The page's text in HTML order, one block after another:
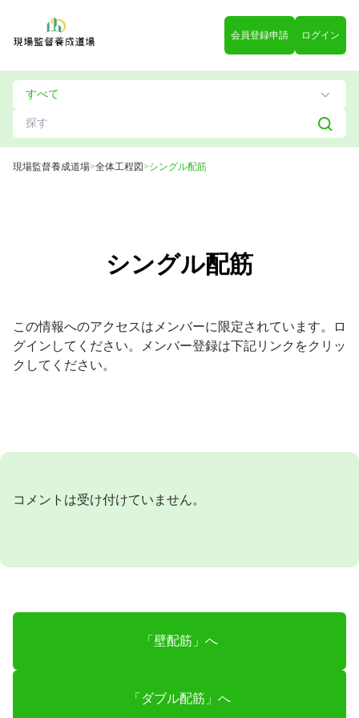
会員登録申請 ログイン
現場監督養成道場>全体工程図>シングル配筋
シングル配筋
この情報へのアクセスはメンバーに限定されています。ロ
グインしてください。メンバー登録は下記リンクをクリッ
クしてください。
コメントは受け付けていません。
「壁配筋」へ
「ダブル配筋」へ